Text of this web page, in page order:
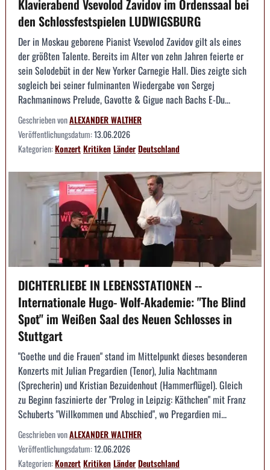
Klavierabend Vsevolod Zavidov im Ordenssaal bei
den Schlossfestspielen LUDWIGSBURG
Der in Moskau geborene Pianist Vsevolod Zavidov gilt als eines
der größten Talente. Bereits im Alter von zehn Jahren feierte er
sein Solodebüt in der New Yorker Carnegie Hall. Dies zeigte sich
sogleich bei seiner fulminanten Wiedergabe von Sergej
Rachmaninows Prelude, Gavotte & Gigue nach Bachs E-Du...
Geschrieben vonALEXANDER WALTHER
Veröffentlichungsdatum:13.06.2026
Kategorien:KonzertKritikenLänderDeutschland
DICHTERLIEBE IN LEBENSSTATIONEN --
Internationale Hugo- Wolf-Akademie: "The Blind
Spot" im Weißen Saal des Neuen Schlosses in
Stuttgart
"Goethe und die Frauen" stand im Mittelpunkt dieses besonderen
Konzerts mit Julian Pregardien (Tenor), Julia Nachtmann
(Sprecherin) und Kristian Bezuidenhout (Hammerflügel). Gleich
zu Beginn faszinierte der "Prolog in Leipzig: Käthchen" mit Franz
Schuberts "Willkommen und Abschied", wo Pregardien mi...
Geschrieben vonALEXANDER WALTHER
Veröffentlichungsdatum:12.06.2026
Kategorien:KonzertKritikenLänderDeutschland